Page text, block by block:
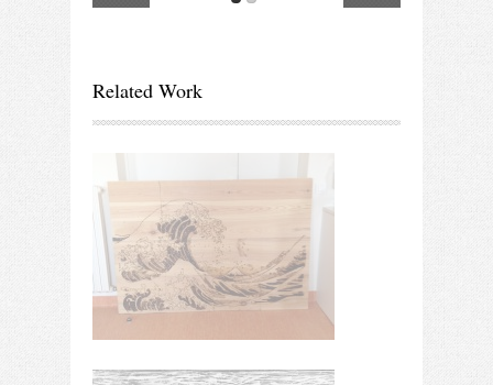
Related Work